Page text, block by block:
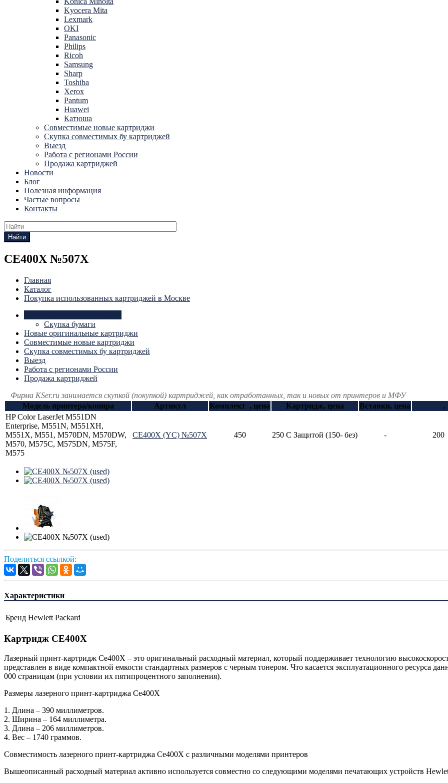
Kyocera Mita
Lexmark
OKI
Panasonic
Philips
Ricoh
Samsung
Sharp
Toshiba
Xerox
Pantum
Huawei
Катюша
Совместимые новые картриджи
Скупка совместимых бу картриджей
Выезд
Работа с регионами России
Продажа картриджей
Новости
Блог
Полезная информация
Частые вопросы
Контакты
Найти
CE400X №507X
Главная
Каталог
Покупка использованных картриджей в Москве
Скупка бумаги
Новые оригинальные картриджи
Совместимые новые картриджи
Скупка совместимых бу картриджей
Выезд
Работа с регионами России
Продажа картриджей
Фирма KSer.ru занимается скупкой (покупкой) картриджей, как отработанных, так и новых от принтеров и МФУ
Модель принтера/копира
Артикул Комплект , цена Картридж, цена Вставки, цена
,
HP Color LaserJet M551DN
Enterprise, M551N, M551XH,
M551X, M551, M570DN, M570DW,
M570, M575C, M575DN, M575F,
M575
CE400X (YC) №507X 450 250 С Защитой (150- без) - 200
Поделиться ссылкой:
Характеристики
Бренд Hewlett Packard
Картридж CE400Х
Лазерный принт-картридж Ce400Х – это оригинальный расходный материал, который поддерживает технологию
представлен в виде компактной емкости стандартных размеров с черным тонером. Что касается эксплуатационного ресурса
000 страницам (при условии их пятипроцентного заполнения).
Размеры лазерного принт-картриджа Ce400Х
1. Длина – 390 миллиметров.
2. Ширина – 164 миллиметра.
3. Длина – 206 миллиметров.
4. Вес – 1740 граммов.
Совместимость лазерного принт-картриджа Ce400Х с различными моделями принтеров
Вышеописанный расходный материал активно используется совместно со следующими моделями печатающих устройств